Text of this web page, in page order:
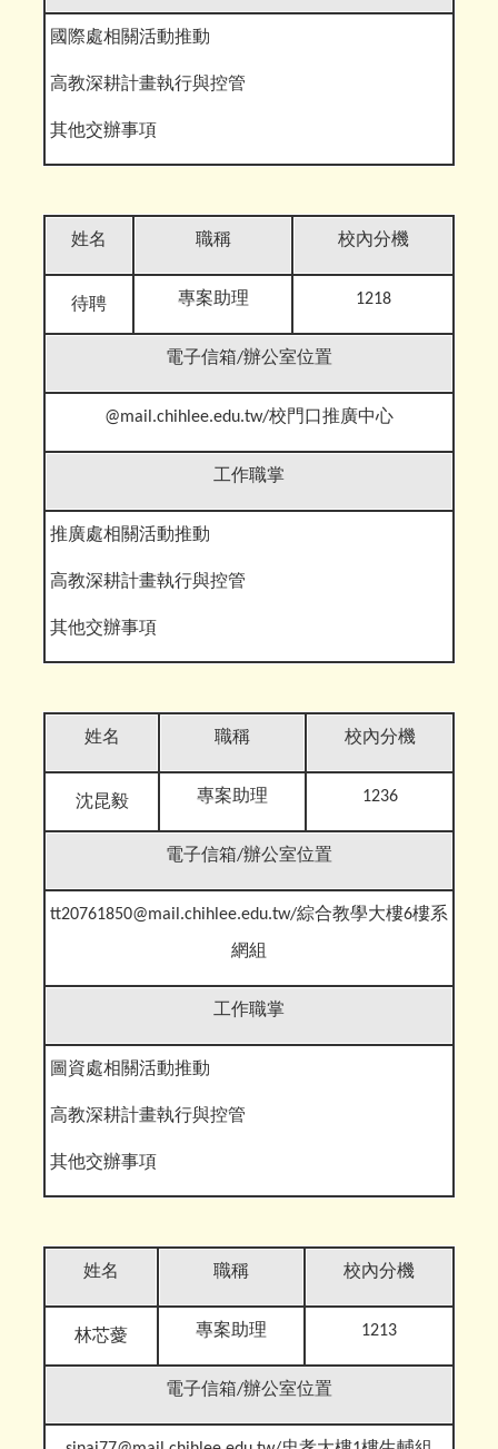
國際處相關活動推動
高教深耕計畫執行與控管
其他交辦事項
姓名 職稱 校內分機
待聘 專案助理 1218
電子信箱/辦公室位置
@mail.chihlee.edu.tw/校門口推廣中心
工作職掌
推廣處相關活動推動
高教深耕計畫執行與控管
其他交辦事項
姓名 職稱 校內分機
沈昆毅 專案助理 1236
電子信箱/辦公室位置
tt20761850@mail.chihlee.edu.tw/綜合教學大樓6樓系
網組
工作職掌
圖資處相關活動推動
高教深耕計畫執行與控管
其他交辦事項
姓名 職稱 校內分機
林芯薆 專案助理 1213
電子信箱/辦公室位置